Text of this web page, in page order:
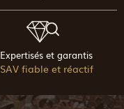
Expertisés et garantis
SAV fiable et réactif